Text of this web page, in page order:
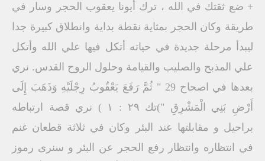
+ ضع ثقتك في الله ، ترك أبونا يعقوب الحجر وسار في
طريقة وكان الحجر بمثاية نقطة بداية وانطلاق كبيرة جدا
ليبدأ مرحلة جديدة في حياته أتكل فيها علي الله وأتكل
علي المذبح والصليب والقيامة وحلول الروح القدس. نري
بعدها في اصحاح 29 " ثُمَّ رَفَعَ يَعْقُوبُ رِجْلَيْهِ وَذَهَبَ إِلَى
أَرْضِ بَنِي الْمَشْرِقِ ")تك ٢٩ : ١ ) نري قصة ارتباطه
براحيل و مقابلتها عند البئر وكان في ثلاثة قطعان غنم
في انتظاره وانتظار رفع الحجر عن البئر و سنرى رموز